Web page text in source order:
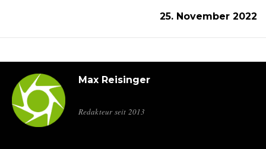
25. November 2022
Max Reisinger
Redakteur seit 2013